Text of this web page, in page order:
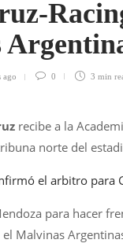
ago 0 3 min
recibe a la
norte del
el arbitro para
para hacer
el Malvinas